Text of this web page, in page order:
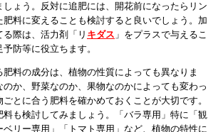
ょう。反対に追肥には、開花前になったらリン
料に変えることも検討すると良いでしょう。加
際は、活力剤「リ キダス 」をプラスで与えるこ
防等に役立ちます。
肥料の成分は、植物の性質によっても異なりま
か、野菜なのか、果物なのかによっても変わっ
とに合う肥料を確かめておくことが大切です。
料も検討してみましょう。「バラ専用」特に「観
リー専用」「トマト専用」など、植物の特性に